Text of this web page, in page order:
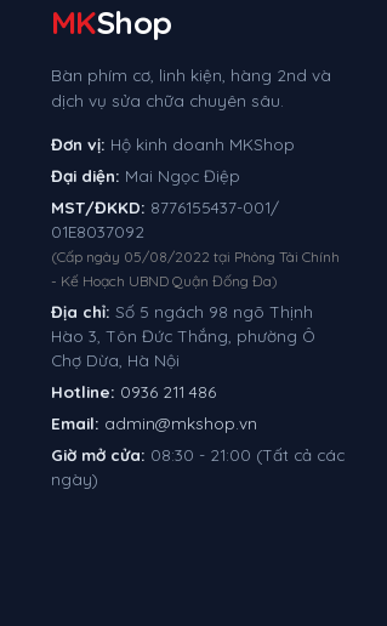
MKShop
Bàn phím cơ, linh kiện, hàng 2nd và
dịch vụ sửa chữa chuyên sâu.
Đơn vị: Hộ kinh doanh MKShop
Đại diện: Mai Ngọc Điệp
MST/ĐKKD: 8776155437-001/
01E8037092
(Cấp ngày 05/08/2022 tại Phòng Tài Chính
- Kế Hoạch UBND Quận Đống Đa)
Địa chỉ: Số 5 ngách 98 ngõ Thịnh
Hào 3, Tôn Đức Thắng, phường Ô
Chợ Dừa, Hà Nội
Hotline: 0936 211 486
Email: admin@mkshop.vn
Giờ mở cửa: 08:30 - 21:00 (Tất cả các
ngày)